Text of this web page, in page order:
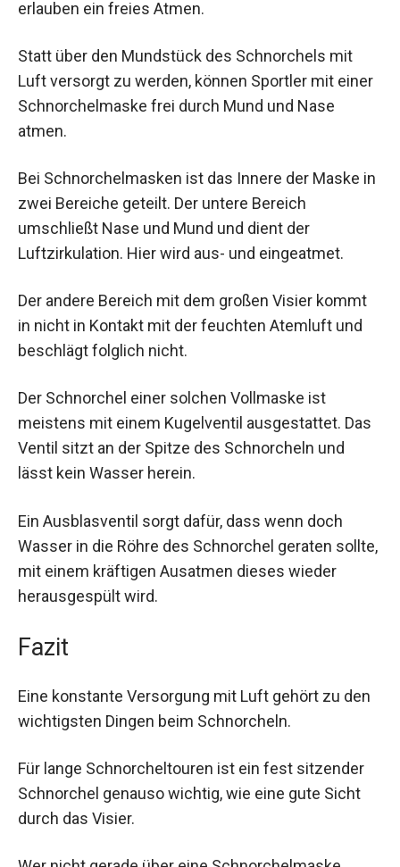
erlauben ein freies Atmen.
Statt über den Mundstück des Schnorchels mit
Luft versorgt zu werden, können Sportler mit einer
Schnorchelmaske frei durch Mund und Nase
atmen.
Bei Schnorchelmasken ist das Innere der Maske in
zwei Bereiche geteilt. Der untere Bereich
umschließt Nase und Mund und dient der
Luftzirkulation. Hier wird aus- und eingeatmet.
Der andere Bereich mit dem großen Visier kommt
in nicht in Kontakt mit der feuchten Atemluft und
beschlägt folglich nicht.
Der Schnorchel einer solchen Vollmaske ist
meistens mit einem Kugelventil ausgestattet. Das
Ventil sitzt an der Spitze des Schnorcheln und
lässt kein Wasser herein.
Ein Ausblasventil sorgt dafür, dass wenn doch
Wasser in die Röhre des Schnorchel geraten sollte,
mit einem kräftigen Ausatmen dieses wieder
herausgespült wird.
​Fazit
Eine konstante Versorgung mit Luft gehört zu den
wichtigsten Dingen beim Schnorcheln.
Für lange Schnorcheltouren ist ein fest sitzender
Schnorchel genauso wichtig, wie eine gute Sicht
durch das Visier.